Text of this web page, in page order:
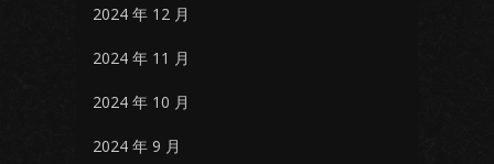
2024 年 12 月
2024 年 11 月
2024 年 10 月
2024 年 9 月